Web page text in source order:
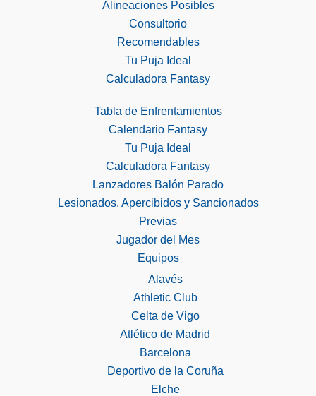
Alineaciones Posibles
Consultorio
Recomendables
Tu Puja Ideal
Calculadora Fantasy
Tabla de Enfrentamientos
Calendario Fantasy
Tu Puja Ideal
Calculadora Fantasy
Lanzadores Balón Parado
Lesionados, Apercibidos y Sancionados
Previas
Jugador del Mes
Equipos
Alavés
Athletic Club
Celta de Vigo
Atlético de Madrid
Barcelona
Deportivo de la Coruña
Elche